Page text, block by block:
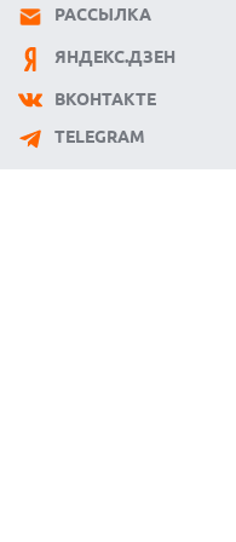
РАССЫЛКА
ЯНДЕКС.ДЗЕН
ВКОНТАКТЕ
TELEGRAM